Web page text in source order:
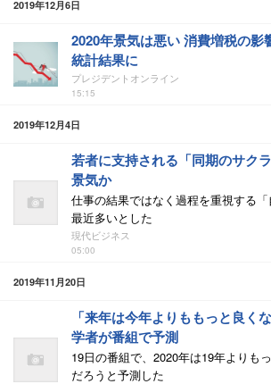
2019年12月6日
2020年景気は悪い 消費増税の影
統計結果に
プレジデントオンライン
15:15
2019年12月4日
若者に支持される「同期のサク
景気か
仕事の結果ではなく過程を重視する
最近多いとした
現代ビジネス
05:00
2019年11月20日
「来年は今年よりももっと良く
学者が番組で予測
19日の番組で、2020年は19年よりも
だろうと予測した